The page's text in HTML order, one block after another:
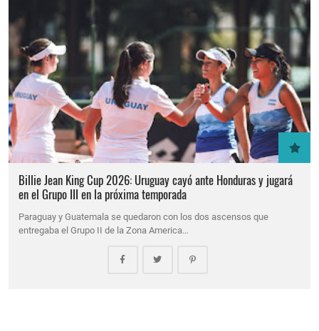
Billie Jean King Cup 2026: Uruguay cayó ante Honduras y jugará
en el Grupo III en la próxima temporada
Paraguay y Guatemala se quedaron con los dos ascensos que
entregaba el Grupo II de la Zona America…